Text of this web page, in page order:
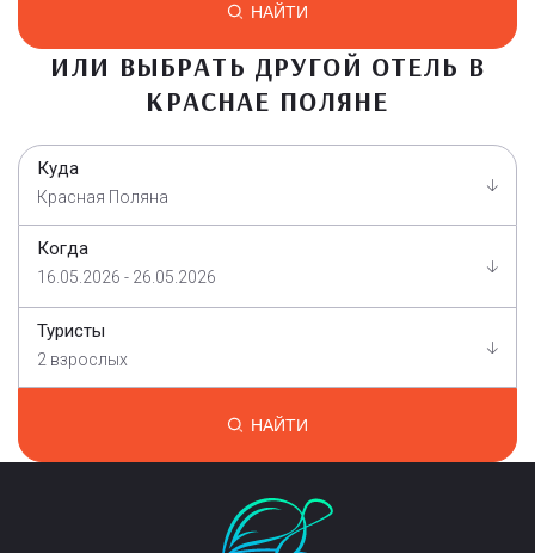
НАЙТИ
ИЛИ ВЫБРАТЬ ДРУГОЙ ОТЕЛЬ В
КРАСНАЕ ПОЛЯНЕ
Куда
Красная Поляна
Когда
16.05.2026 - 26.05.2026
Туристы
2 взрослых
НАЙТИ